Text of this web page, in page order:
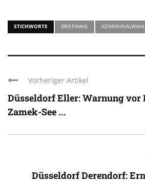
STICHWORTE BRIEFWAHL
Vorheriger Artikel
Düsseldorf Eller: Warnung vor
Zamek-See ...
Düsseldorf Derendorf: